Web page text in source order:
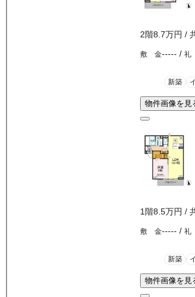
2階8.7万円 /
敷 金----- / 礼
新築
物件画像を見
1階8.5万円 /
敷 金----- / 礼
新築
物件画像を見